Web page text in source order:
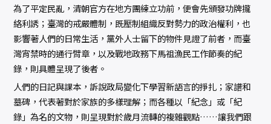
為了平定民亂，清朝官方在地方團練立功前，便會先頒發功牌攏
絡利誘；臺灣的戒嚴體制，既壓制組織反對勢力的政治權利，也
影響著人們的日常生活，黨外人士留下的物件見證了前者，而臺
灣宵禁時的通行臂章，以及戰地政務下馬祖漁民工作節奏的紀
錄，則具體呈現了後者。
人們的日記與課本，訴說政局變化下學習新語言的掙扎；家譜和
墓碑，代表著對於家族的多樣理解；而各種以「紀念」或「紀
錄」為名的文物，則呈現對於歲月流轉的複雜觀點……讓我們跟